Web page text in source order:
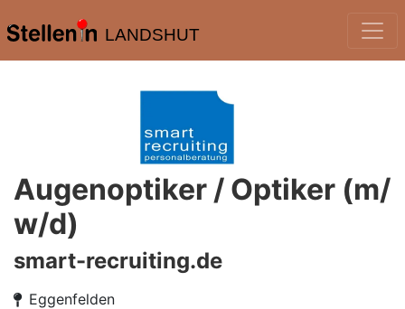
LANDSHUT
Augenoptiker / Optiker (m/
w/d)
smart-recruiting.de
Eggenfelden